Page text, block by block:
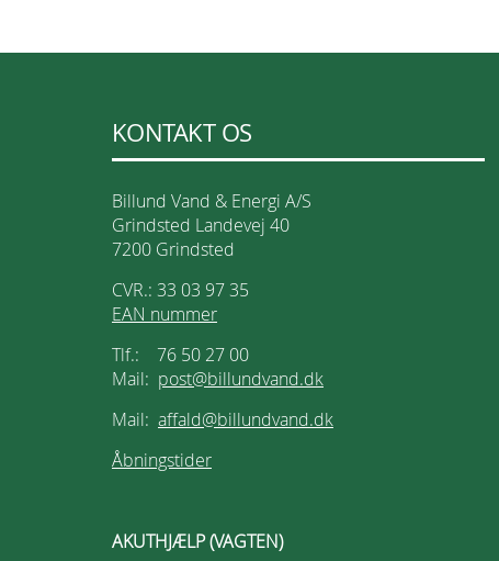
KONTAKT OS
Billund Vand & Energi A/S
Grindsted Landevej 40
7200 Grindsted
CVR.: 33 03 97 35
EAN nummer
Tlf.: 76 50 27 00
Mail: post@billundvand.dk
Mail: affald@billundvand.dk
Åbningstider
AKUTHJÆLP (VAGTEN)